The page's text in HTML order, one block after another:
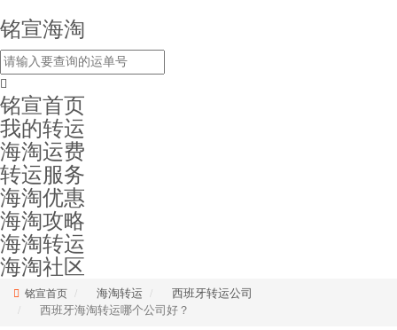
铭宣海淘
铭宣首页
我的转运
海淘运费
转运服务
海淘优惠
海淘攻略
海淘转运
海淘社区
铭宣首页 海淘转运
西班牙转运公司
西班牙海淘转运哪个公司好？